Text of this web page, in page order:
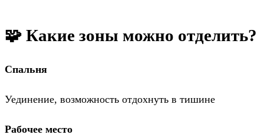
🧩 Какие зоны можно отделить?
Спальня
Уединение, возможность отдохнуть в тишине
Рабочее место